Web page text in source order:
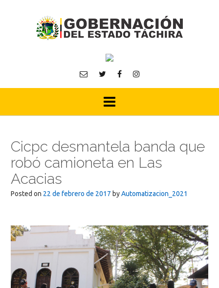
Cicpc desmantela banda que
robó camioneta en Las
Acacias
Posted on 22 de febrero de 2017 byAutomatizacion_2021